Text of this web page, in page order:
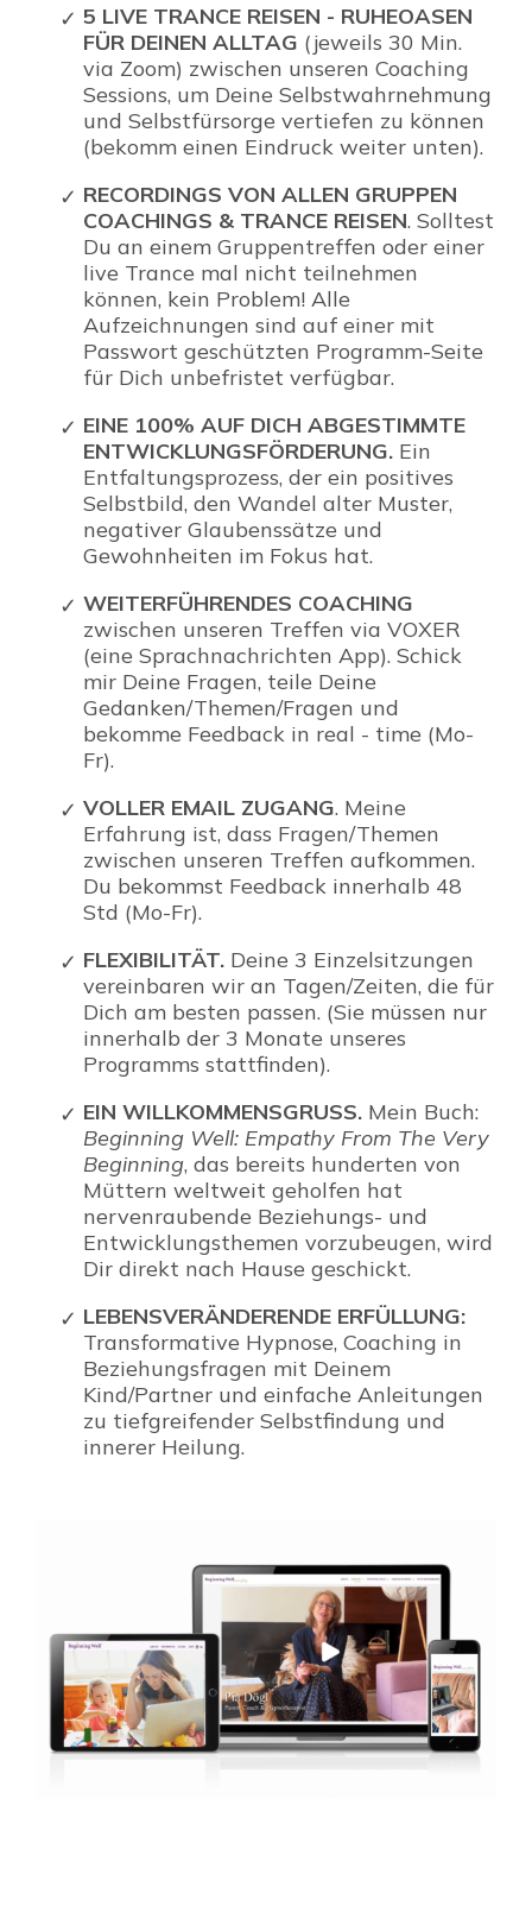
5 LIVE TRANCE REISEN - RUHEOASEN
FÜR DEINEN ALLTAG (jeweils 30 Min.
via Zoom) zwischen unseren Coaching
Sessions, um Deine Selbstwahrnehmung
und Selbstfürsorge vertiefen zu können
(bekomm einen Eindruck weiter unten).
RECORDINGS VON ALLEN GRUPPEN
COACHINGS & TRANCE REISEN. Solltest
Du an einem Gruppentreffen oder einer
live Trance mal nicht teilnehmen
können, kein Problem! Alle
Aufzeichnungen sind auf einer mit
Passwort geschützten Programm-Seite
für Dich unbefristet verfügbar.
EINE 100% AUF DICH ABGESTIMMTE
ENTWICKLUNGSFÖRDERUNG. Ein
Entfaltungsprozess, der ein positives
Selbstbild, den Wandel alter Muster,
negativer Glaubenssätze und
Gewohnheiten im Fokus hat.
WEITERFÜHRENDES COACHING
zwischen unseren Treffen via VOXER
(eine Sprachnachrichten App). Schick
mir Deine Fragen, teile Deine
Gedanken/Themen/Fragen und
bekomme Feedback in real - time (Mo-
Fr).
VOLLER EMAIL ZUGANG. Meine
Erfahrung ist, dass Fragen/Themen
zwischen unseren Treffen aufkommen.
Du bekommst Feedback innerhalb 48
Std (Mo-Fr).
FLEXIBILITÄT. Deine 3 Einzelsitzungen
vereinbaren wir an Tagen/Zeiten, die für
Dich am besten passen. (Sie müssen nur
innerhalb der 3 Monate unseres
Programms stattfinden).
EIN WILLKOMMENSGRUSS.Mein Buch:
Beginning Well: Empathy From The Very
Beginning, das bereits hunderten von
Müttern weltweit geholfen hat
nervenraubende Beziehungs- und
Entwicklungsthemen vorzubeugen, wird
Dir direkt nach Hause geschickt.
LEBENSVERÄNDERENDE ERFÜLLUNG:
Transformative Hypnose, Coaching in
Beziehungsfragen mit Deinem
Kind/Partner und einfache Anleitungen
zu tiefgreifender Selbstfindung und
innerer Heilung.